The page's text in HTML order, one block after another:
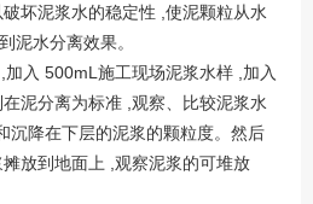
坏泥浆水的稳定性 ,使泥颗粒从水
泥水分离效果。
入 500mL施工现场泥浆水样 ,加入
泥分离为标准 ,观察、比较泥浆水
沉降在下层的泥浆的颗粒度。然后
放到地面上 ,观察泥浆的可堆放